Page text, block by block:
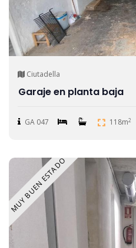
Ciutadella
Garaje en planta baja
GA 047 118m2
MUY BUEN ESTADO